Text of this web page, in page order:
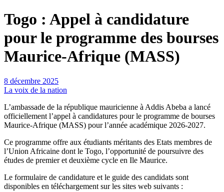
Togo : Appel à candidature
pour le programme des bourses
Maurice-Afrique (MASS)
8 décembre 2025
La voix de la nation
L’ambassade de la république mauricienne à Addis Abeba a lancé
officiellement l’appel à candidatures pour le programme de bourses
Maurice-Afrique (MASS) pour l’année académique 2026-2027.
Ce programme offre aux étudiants méritants des Etats membres de
l’Union Africaine dont le Togo, l’opportunité de poursuivre des
études de premier et deuxième cycle en Ile Maurice.
Le formulaire de candidature et le guide des candidats sont
disponibles en téléchargement sur les sites web suivants :